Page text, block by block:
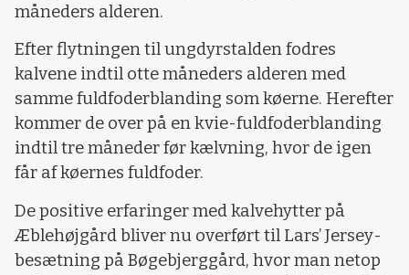
måneders alderen.
Efter flytningen til ungdyrstalden fodres
kalvene indtil otte måneders alderen med
samme fuldfoderblanding som køerne. Herefter
kommer de over på en kvie-fuldfoderblanding
indtil tre måneder før kælvning, hvor de igen
får af køernes fuldfoder.
De positive erfaringer med kalvehytter på
Æblehøjgård bliver nu overført til Lars’ Jersey-
besætning på Bøgebjerggård, hvor man netop